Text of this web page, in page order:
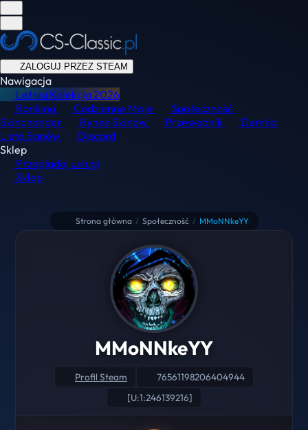
ZALOGUJ PRZEZ STEAM
Nawigacja
Letnia Kolekcja2026
Ranking
Codzienne Misje
Społeczność
Skinchanger
Rynek Skinów Przewodnik
Demka
Lista Banów
Discord
Sklep
Przeglądaj usługi
Sklep
Strona główna / Społeczność / MMoNNkeYY
MMoNNkeYY
Profil Steam
76561198206404944
[U:1:246139216]